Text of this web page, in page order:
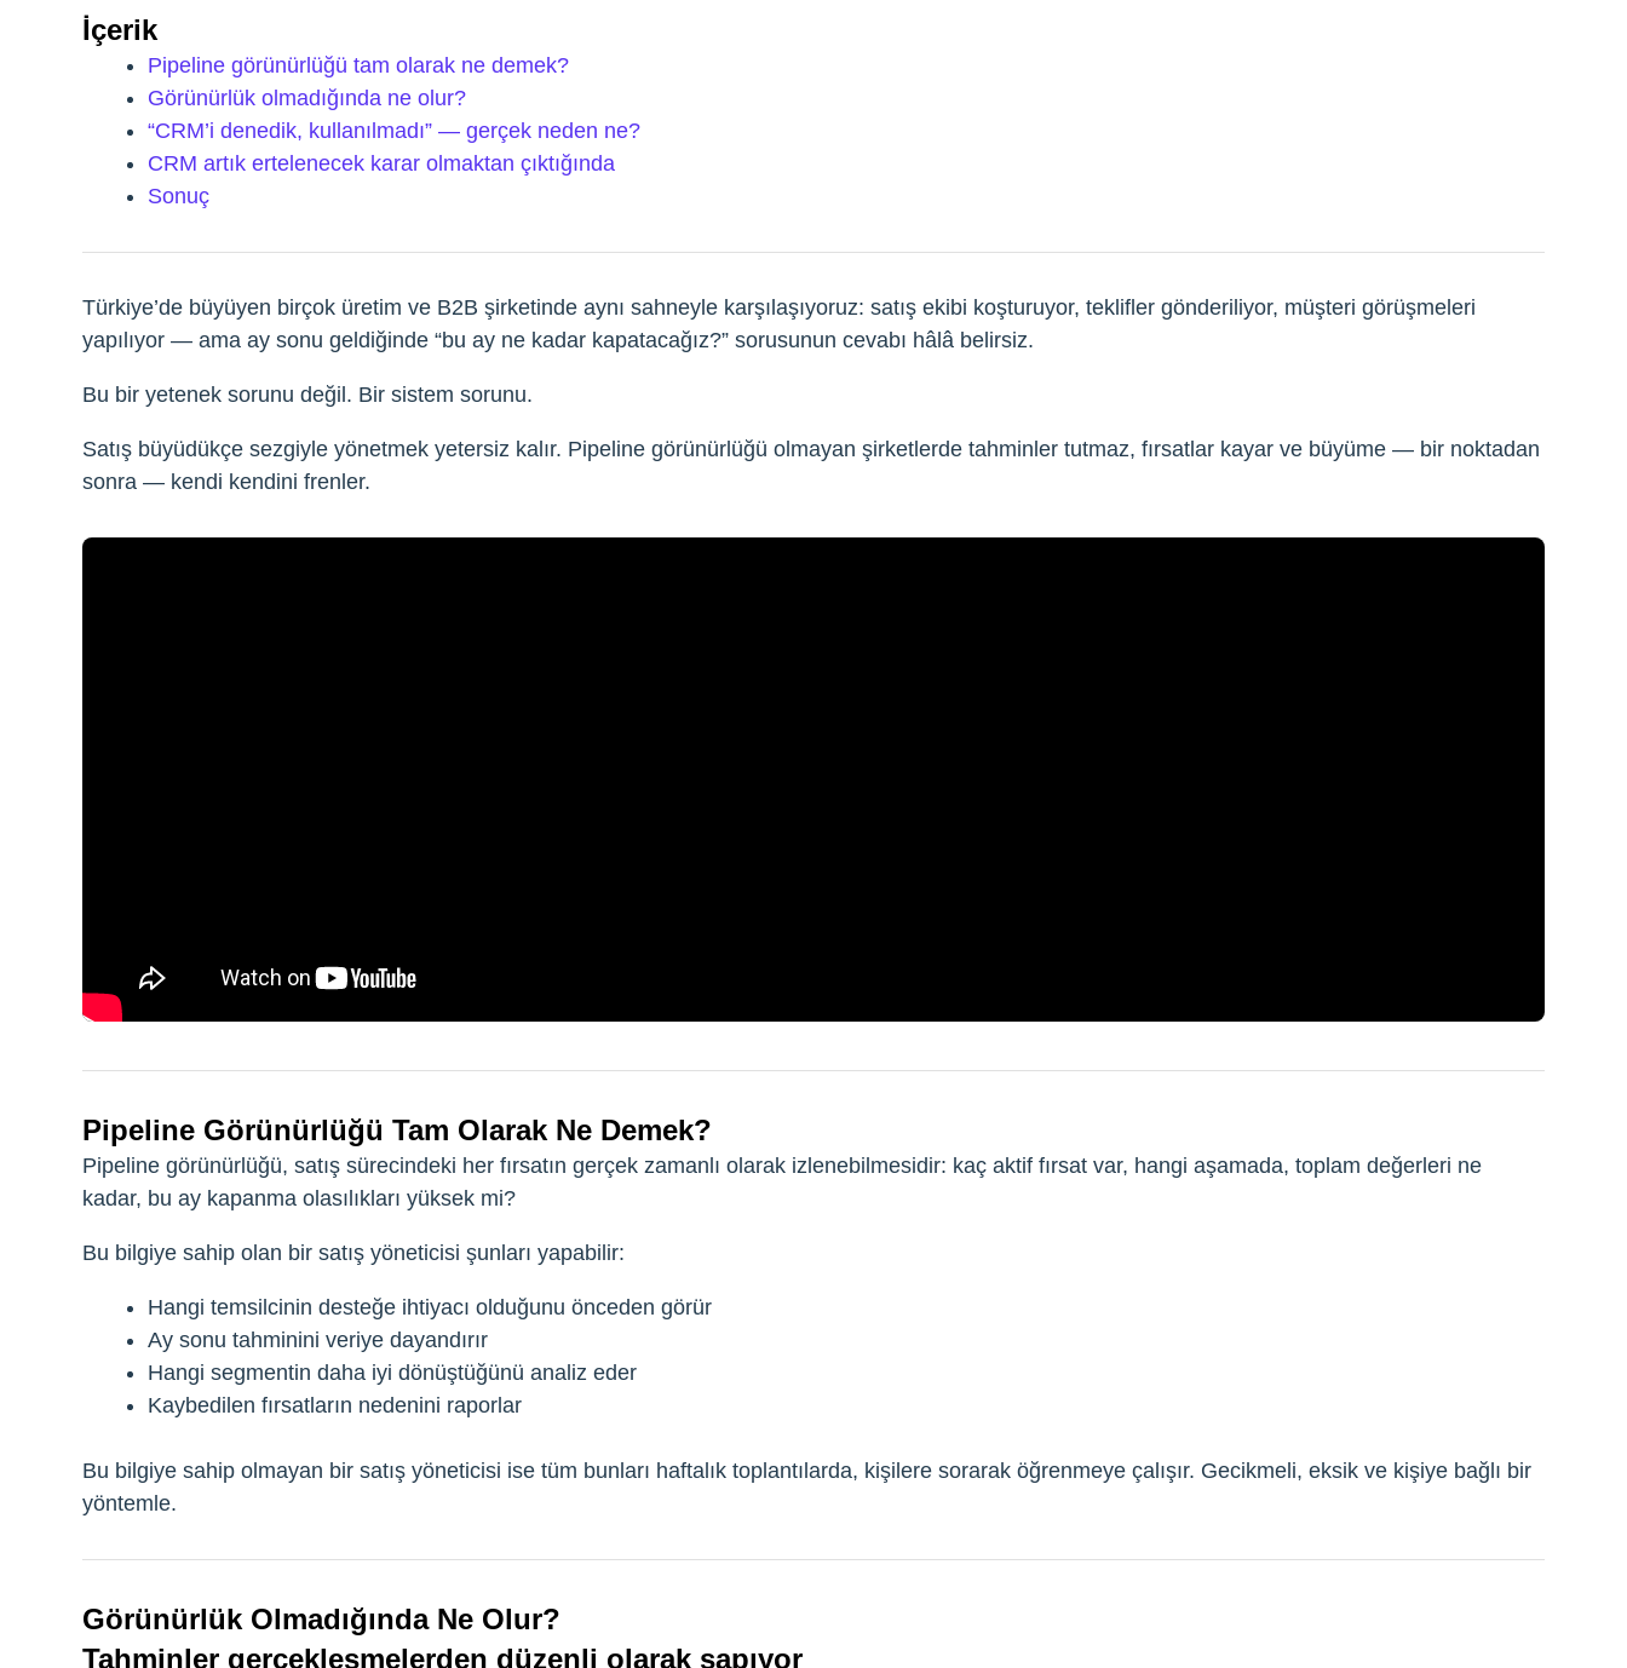
İçerik
Pipeline görünürlüğü tam olarak ne demek?
Görünürlük olmadığında ne olur?
“CRM’i denedik, kullanılmadı” — gerçek neden ne?
CRM artık ertelenecek karar olmaktan çıktığında
Sonuç
Türkiye’de büyüyen birçok üretim ve B2B şirketinde aynı sahneyle karşılaşıyoruz: satış ekibi koşturuyor, teklifler gönderiliyor, müşteri görüşmeleri
yapılıyor — ama ay sonu geldiğinde “bu ay ne kadar kapatacağız?” sorusunun cevabı hâlâ belirsiz.
Bu bir yetenek sorunu değil. Bir sistem sorunu.
Satış büyüdükçe sezgiyle yönetmek yetersiz kalır. Pipeline görünürlüğü olmayan şirketlerde tahminler tutmaz, fırsatlar kayar ve büyüme — bir noktadan
sonra — kendi kendini frenler.
Pipeline Görünürlüğü Tam Olarak Ne Demek?
Pipeline görünürlüğü, satış sürecindeki her fırsatın gerçek zamanlı olarak izlenebilmesidir: kaç aktif fırsat var, hangi aşamada, toplam değerleri ne
kadar, bu ay kapanma olasılıkları yüksek mi?
Bu bilgiye sahip olan bir satış yöneticisi şunları yapabilir:
Hangi temsilcinin desteğe ihtiyacı olduğunu önceden görür
Ay sonu tahminini veriye dayandırır
Hangi segmentin daha iyi dönüştüğünü analiz eder
Kaybedilen fırsatların nedenini raporlar
Bu bilgiye sahip olmayan bir satış yöneticisi ise tüm bunları haftalık toplantılarda, kişilere sorarak öğrenmeye çalışır. Gecikmeli, eksik ve kişiye bağlı bir
yöntemle.
Görünürlük Olmadığında Ne Olur?
Tahminler gerçekleşmelerden düzenli olarak sapıyor